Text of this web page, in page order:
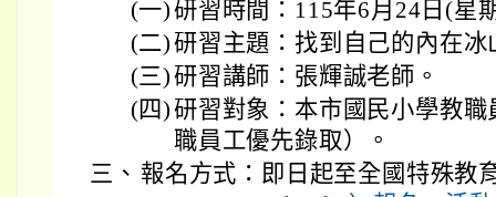
(一)研習時間：115年6月24日(星
(二)研習主題：找到自己的內在冰
(三)研習講師：張輝誠老師。
(四)研習對象：本市國民小學教
職員工優先錄取）。
三、 報名方式：即日起至全國特殊教